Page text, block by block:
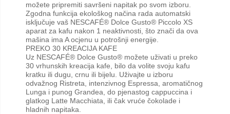
možete pripremiti savršeni napitak po svom izboru.
Zgodna funkcija ekološkog načina rada automatski
isključuje vaš NESCAFÉ® Dolce Gusto® Piccolo XS
aparat za kafu nakon 1 neaktivnosti, što znači da ova
mašina ima A ocjenu u potrošnji energije.
PREKO 30 KREACIJA KAFE
Uz NESCAFÉ® Dolce Gusto® možete uživati u preko
30 vrhunskih kreacija kafe, bilo da volite svoju kafu
kratku ili dugu, crnu ili bijelu. Uživajte u izboru
odvažnog Ristreta, intenzivnog Espressa, aromatičnog
Lunga i punog Grandea, do pjenastog cappuccina i
glatkog Latte Macchiata, ili čak vruće čokolade i
hladnih napitaka.